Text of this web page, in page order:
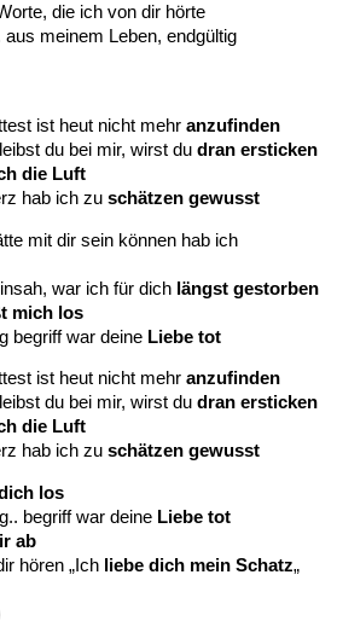
die ich von dir hörte
meinem Leben, endgültig
ist heut nicht mehr anzufinden
du bei mir, wirst du dran ersticken
die Luft
hab ich zu schätzen gewusst
mit dir sein können hab ich
war ich für dich längst gestorben
mich los
begriff war deine Liebe tot
ist heut nicht mehr anzufinden
du bei mir, wirst du dran ersticken
die Luft
hab ich zu schätzen gewusst
los
begriff war deine Liebe tot
ab
hören „Ich liebe dich mein Schatz„